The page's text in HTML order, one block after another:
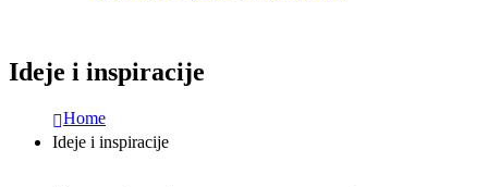
Ideje i inspiracije
Home
Ideje i inspiracije